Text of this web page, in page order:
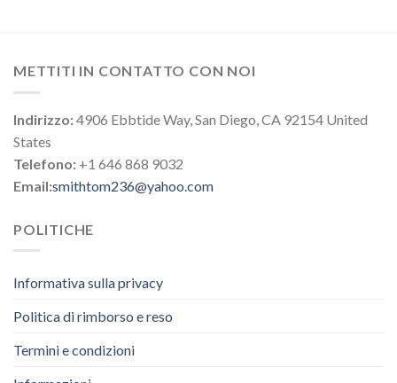
METTITI IN CONTATTO CON NOI
Indirizzo:4906 Ebbtide Way, San Diego, CA 92154 United
States
Telefono: +1 646 868 9032
Email:smithtom236@yahoo.com
POLITICHE
Informativa sulla privacy
Politica di rimborso e reso
Termini e condizioni